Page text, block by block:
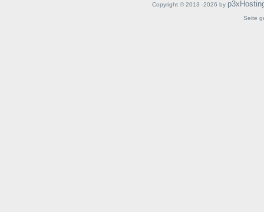
Copyright © 2013 -2026 by
Seite